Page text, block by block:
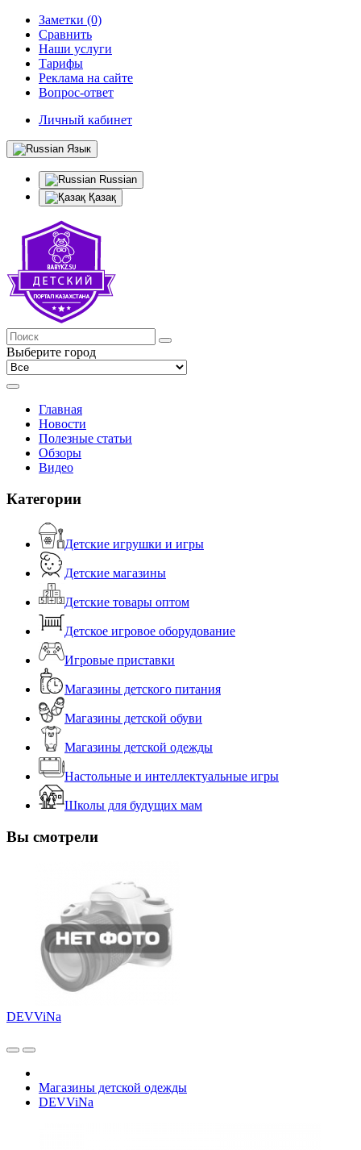
Заметки (0)
Сравнить
Наши услуги
Тарифы
Реклама на сайте
Вопрос-ответ
Личный кабинет
Язык
Russian
Қазақ
Выберите город
Главная
Новости
Полезные статьи
Обзоры
Видео
Категории
Детские игрушки и игры
Детские магазины
Детские товары оптом
Детское игровое оборудование
Игровые приставки
Магазины детского питания
Магазины детской обуви
Магазины детской одежды
Настольные и интеллектуальные игры
Школы для будущих мам
Вы смотрели
DEVViNa
Магазины детской одежды
DEVViNa